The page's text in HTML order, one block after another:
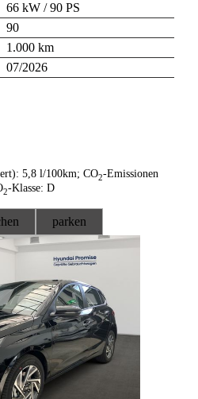
66 kW / 90 PS
90
1.000 km
07/2026
5,8 l/100km; CO2-Emissionen
2-Klasse: D
parken